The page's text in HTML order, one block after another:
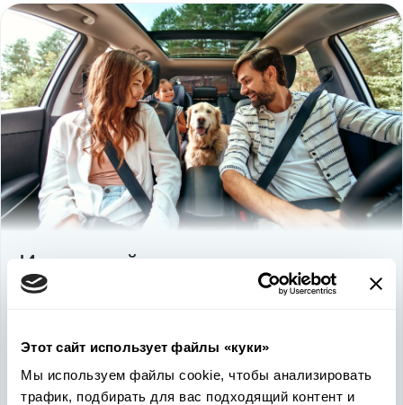
Этот сайт использует файлы «куки»
Мы используем файлы cookie, чтобы анализировать
трафик, подбирать для вас подходящий контент и
Используйте
быть в выигрыше
откроет перед вами дополнительные перспективы. Кроме
ожидаемого результата, вы получите реальные выгоды.
Внедрение Американского стандарта на авторынке